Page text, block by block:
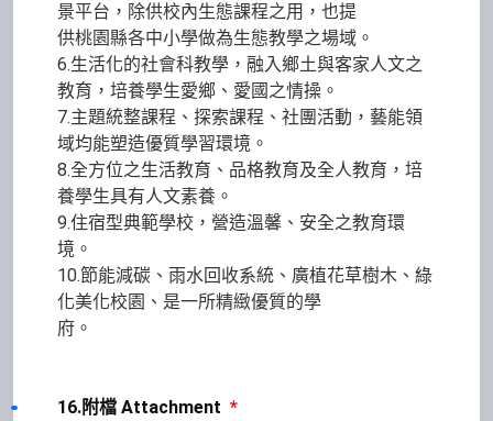
景平台，除供校內生態課程之用，也提
供桃園縣各中小學做為生態教學之場域。
6.生活化的社會科教學，融入鄉土與客家人文之
教育，培養學生愛鄉、愛國之情操。
7.主題統整課程、探索課程、社團活動，藝能領
域均能塑造優質學習環境。
8.全方位之生活教育、品格教育及全人教育，培
養學生具有人文素養。
9.住宿型典範學校，營造溫馨、安全之教育環
境。
10.節能減碳、雨水回收系統、廣植花草樹木、綠
化美化校園、是一所精緻優質的學
府。
16.附檔 Attachment *